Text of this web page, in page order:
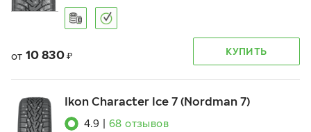
от 10 830 ₽ КУПИТЬ
Ikon Character Ice 7 (Nordman 7)
4.9 68 отзывов